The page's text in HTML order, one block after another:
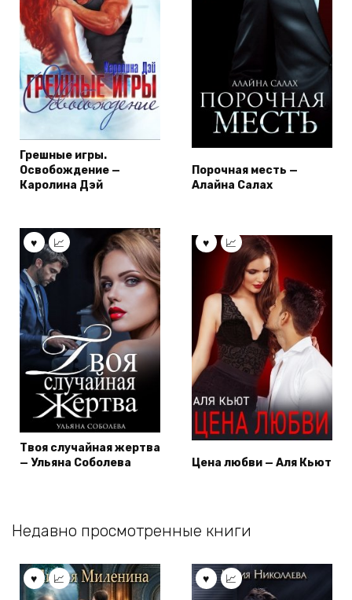
Грешные игры.
Освобождение —
Каролина Дэй
Порочная месть —
Алайна Салах
Твоя случайная жертва
— Ульяна Соболева
Цена любви — Аля Кьют
Недавно просмотренные книги